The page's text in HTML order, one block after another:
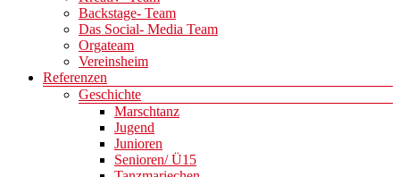
Backstage- Team
Das Social- Media Team
Orgateam
Vereinsheim
Referenzen
Geschichte
Marschtanz
Jugend
Junioren
Senioren/ Ü15